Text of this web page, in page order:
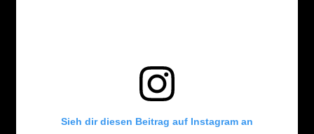
Sieh dir diesen Beitrag auf Instagram an